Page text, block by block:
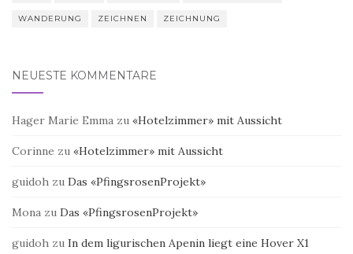
WANDERUNG ZEICHNEN ZEICHNUNG
NEUESTE KOMMENTARE
Hager Marie Emma zu «Hotelzimmer» mit Aussicht
Corinne zu «Hotelzimmer» mit Aussicht
guidoh zu Das «PfingsrosenProjekt»
Mona zu Das «PfingsrosenProjekt»
guidoh zu In dem ligurischen Apenin liegt eine Hover X1